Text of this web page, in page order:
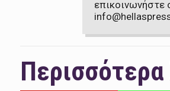
επικοινωνήστε